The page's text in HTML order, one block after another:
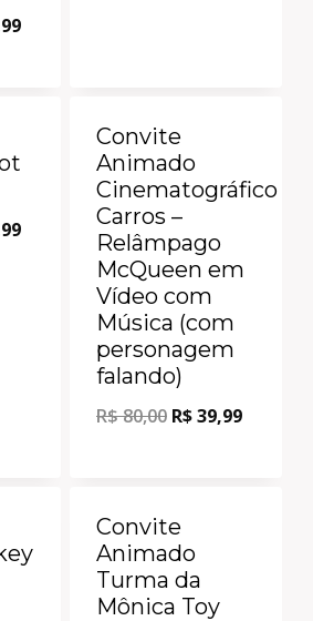
Convite
Animado
Cinematográfico
Carros –
Relâmpago
McQueen em
Vídeo com
Música (com
personagem
falando)
R$80,00 R$39,99
Convite
Animado
Turma da
Mônica Toy